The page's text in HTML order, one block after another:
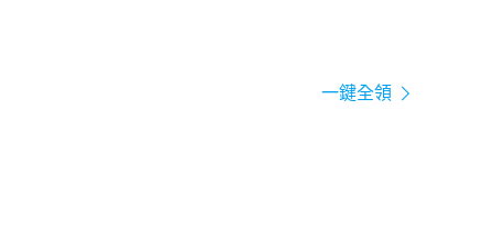
一鍵全領